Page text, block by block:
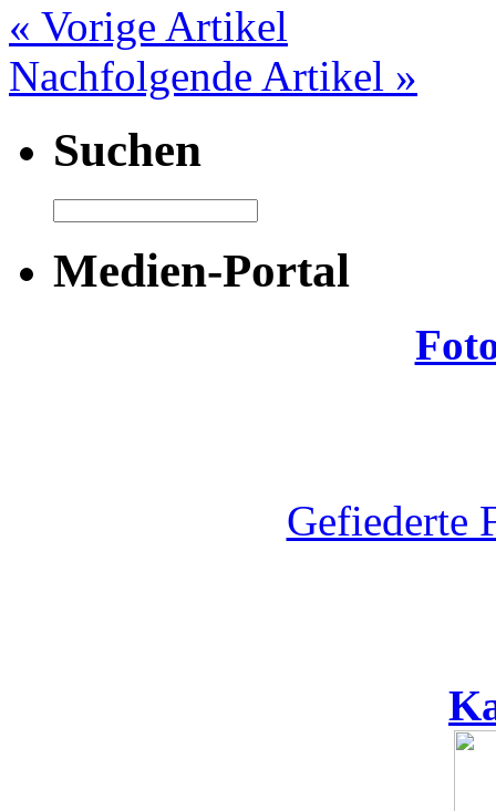
« Vorige Artikel
Nachfolgende Artikel »
Suchen
Medien-Portal
Gefiederte